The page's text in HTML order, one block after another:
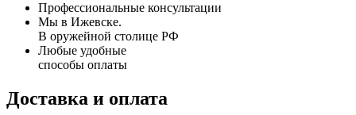
Профессиональные консультации
Мы в Ижевске.
В оружейной столице РФ
Любые удобные
способы оплаты
Доставка и оплата